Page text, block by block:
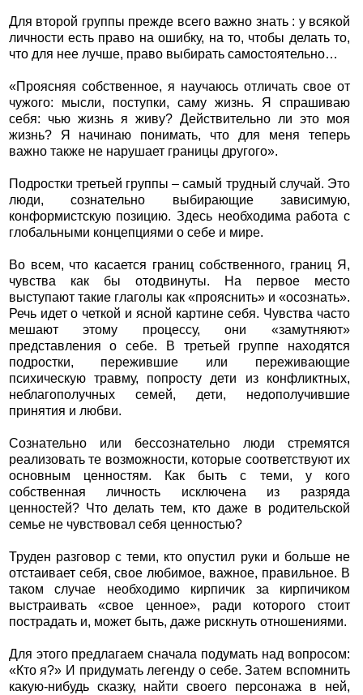
Для второй группы прежде всего важно знать : у всякой
личности есть право на ошибку, на то, чтобы делать то,
что для нее лучше, право выбирать самостоятельно…
«Проясняя собственное, я научаюсь отличать свое от
чужого: мысли, поступки, саму жизнь. Я спрашиваю
себя: чью жизнь я живу? Действительно ли это моя
жизнь? Я начинаю понимать, что для меня теперь
важно также не нарушает границы другого».
Подростки третьей группы – самый трудный случай. Это
люди, сознательно выбирающие зависимую,
конформистскую позицию. Здесь необходима работа с
глобальными концепциями о себе и мире.
Во всем, что касается границ собственного, границ Я,
чувства как бы отодвинуты. На первое место
выступают такие глаголы как «прояснить» и «осознать».
Речь идет о четкой и ясной картине себя. Чувства часто
мешают этому процессу, они «замутняют»
представления о себе. В третьей группе находятся
подростки, пережившие или переживающие
психическую травму, попросту дети из конфликтных,
неблагополучных семей, дети, недополучившие
принятия и любви.
Сознательно или бессознательно люди стремятся
реализовать те возможности, которые соответствуют их
основным ценностям. Как быть с теми, у кого
собственная личность исключена из разряда
ценностей? Что делать тем, кто даже в родительской
семье не чувствовал себя ценностью?
Труден разговор с теми, кто опустил руки и больше не
отстаивает себя, свое любимое, важное, правильное. В
таком случае необходимо кирпичик за кирпичиком
выстраивать «свое ценное», ради которого стоит
пострадать и, может быть, даже рискнуть отношениями.
Для этого предлагаем сначала подумать над вопросом:
«Кто я?» И придумать легенду о себе. Затем вспомнить
какую-нибудь сказку, найти своего персонажа в ней,